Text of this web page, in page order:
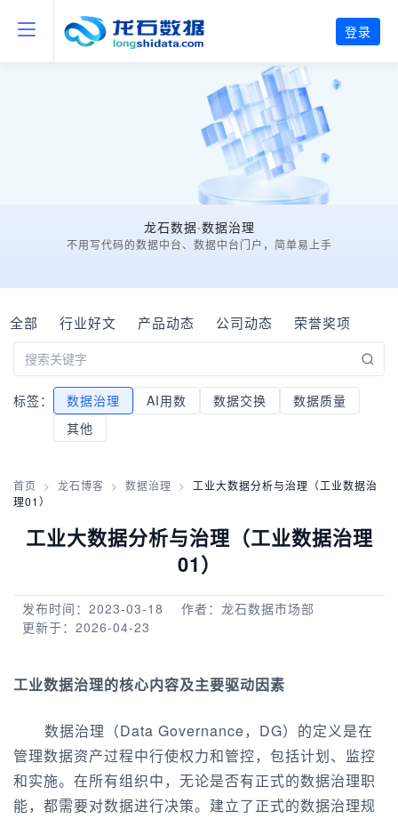
龙石数据·数据治理
不用写代码的数据中台、数据中台门户，简单易上手
全部 行业好文 产品动态 公司动态 荣誉奖项
标签： 数据治理 AI用数 数据交换
数据质量
其他
首页 > 龙石博客 > 数据治理 >
工业大数据分析与治理（工业数据治
理01）
工业大数据分析与治理（工业数据治理
01）
发布时间：2023-03-18
作者：龙石数据市场部
更新于：2026-04-23
工业数据治理的核心内容及主要驱动因素
数据治理（Data Governance，DG）的定义是在
管理数据资产过程中行使权力和管控，包括计划、监控
和实施。在所有组织中，无论是否有正式的数据治理职
能，都需要对数据进行决策。建立了正式的数据治理规
登录